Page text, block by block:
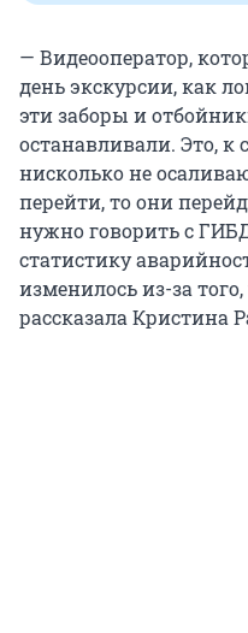
— Видеооператор,
день экскурсии, как
эти заборы и
останавливали. Это, к
нисколько не
перейти, то они
нужно говорить с
статистику
изменилось из-за
рассказала Кристина